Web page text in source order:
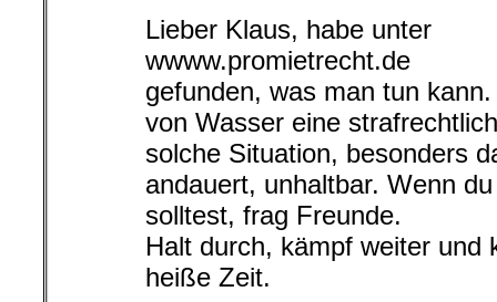
Lieber Klaus, habe unter
wwww.promietrecht.de
gefunden, was man tun
von Wasser eine
solche Situation, besonders
andauert, unhaltbar. Wenn
solltest, frag Freunde.
Halt durch, kämpf weiter und
heiße Zeit.